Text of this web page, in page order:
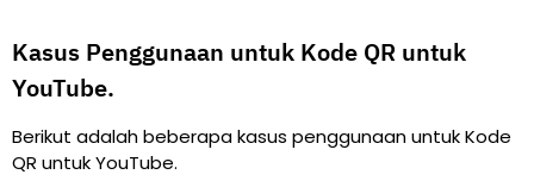
Kasus Penggunaan untuk Kode QR untuk
YouTube.
Berikut adalah beberapa kasus penggunaan untuk Kode
QR untuk YouTube.